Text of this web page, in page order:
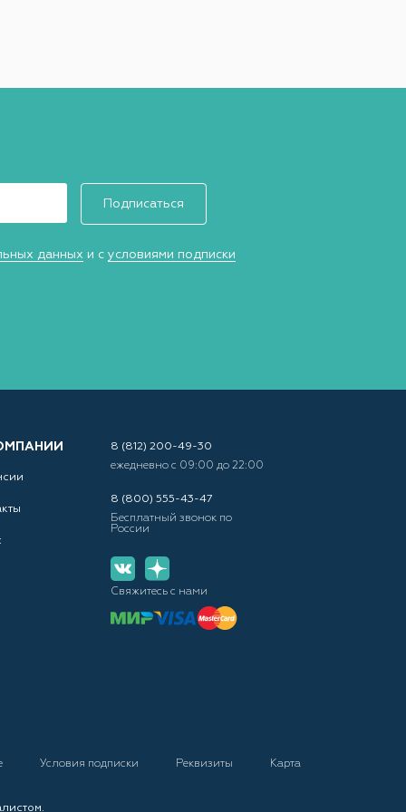
Подписаться
данных и с условиями подписки
8 (812) 200-49-30
ежедневно с 09:00 до 22:00
8 (800) 555-43-47
Бесплатный звонок по
России
Свяжитесь с нами
Условия подписки Реквизиты
Карта